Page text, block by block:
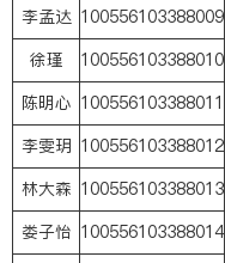
李孟达 100556103388009
徐瑾
100556103388010
陈明心 100556103388011
李雯玥 100556103388012
林大森 100556103388013
娄子怡 100556103388014